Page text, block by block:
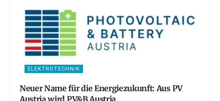
ELEKTROTECHNIK
Neuer Name für die Energiezukunft: Aus PV
Austria wird PV&B Austria